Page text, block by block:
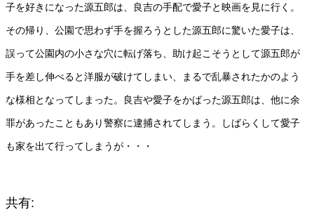
子を好きになった源五郎は、良吉の手配で愛子と映画を見に行く。
その帰り、公園で思わず手を握ろうとした源五郎に驚いた愛子は、
誤って公園内の小さな穴に転げ落ち、助け起こそうとして源五郎が
手を差し伸べると洋服が破けてしまい、まるで乱暴されたかのよう
な様相となってしまった。良吉や愛子をかばった源五郎は、他に余
罪があったこともあり警察に逮捕されてしまう。しばらくして愛子
も家を出て行ってしまうが・・・
共有: